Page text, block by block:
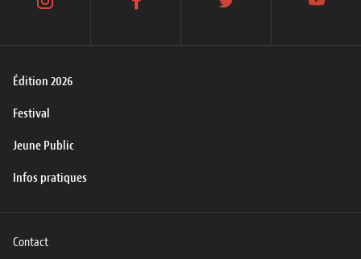
Édition 2026
Festival
Jeune Public
Infos pratiques
instagram facebook twitter youtube
Contact